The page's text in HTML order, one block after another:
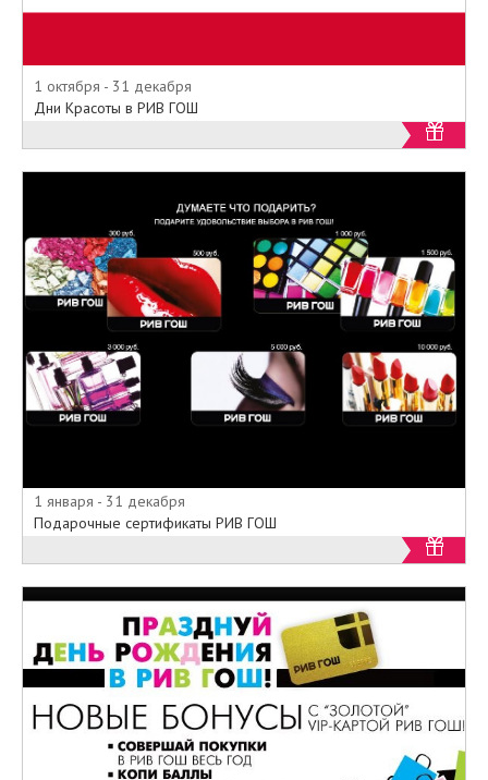
1 октября - 31 декабря
Дни Красоты в РИВ ГОШ
1 января - 31 декабря
Подарочные сертификаты РИВ ГОШ